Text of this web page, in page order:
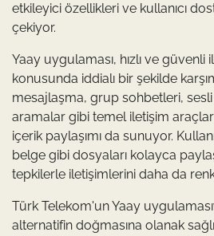
etkileyici özellikleri ve kullanıcı
çekiyor.
Yaay uygulaması, hızlı ve güvenli
konusunda iddialı bir şekilde
mesajlaşma, grup sohbetleri,
aramalar gibi temel iletişim
içerik paylaşımı da sunuyor.
belge gibi dosyaları kolayca
tepkilerle iletişimlerini daha da
Türk Telekom'un Yaay
alternatifin doğmasına olanak